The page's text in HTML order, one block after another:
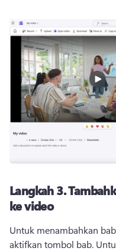
Langkah 3.
ke video
Untuk menambahkan
aktifkan tombol bab.